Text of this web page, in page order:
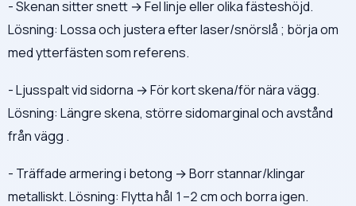
- Skenan sitter snett → Fel linje eller olika fästeshöjd.
Lösning: Lossa och justera efter laser/snörslå ; börja om
med ytterfästen som referens.
- Ljusspalt vid sidorna → För kort skena/för nära vägg.
Lösning: Längre skena, större sidomarginal och avstånd
från vägg .
- Träffade armering i betong → Borr stannar/klingar
metalliskt. Lösning: Flytta hål 1–2 cm och borra igen.